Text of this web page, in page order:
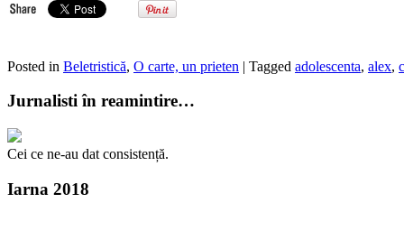
Posted in Beletristică, O carte, un prieten | Tagged adolescenta, alex,
Jurnalisti în reamintire…
Cei ce ne-au dat consistență.
Iarna 2018